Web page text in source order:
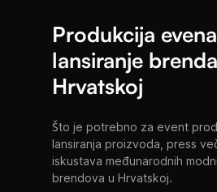
Produkcija
lansiranje
Hrvatskoj
Što je potrebno za event
lansiranja proizvoda, press
iskustava međunarodnih
brendova u Hrvatskoj.